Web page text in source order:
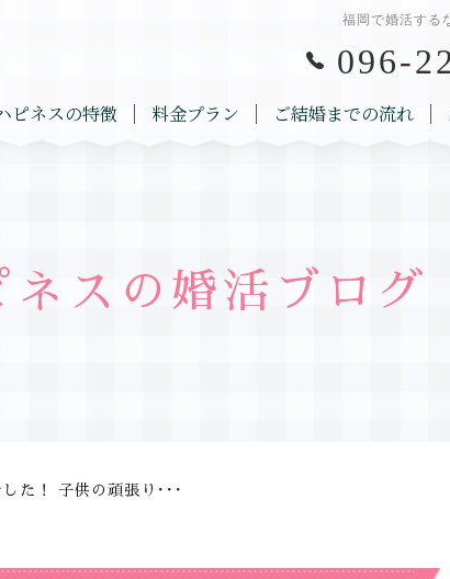
福岡で婚活する
096-
ピネスの特徴 料金プラン ご結婚までの流れ
ネスの婚活ブログ
た！ 子供の頑張り･･･